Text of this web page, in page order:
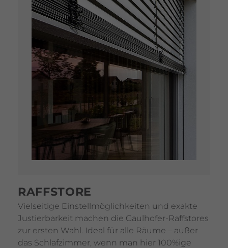
RAFFS­TORE
Viel­sei­tige Einstell­mög­lich­keiten und exakte
Justier­bar­keit machen die Gaul­hofer-Raffs­tores
zur ersten Wahl. Ideal für alle Räume – außer
das Schlaf­zimmer, wenn man hier 100%ige